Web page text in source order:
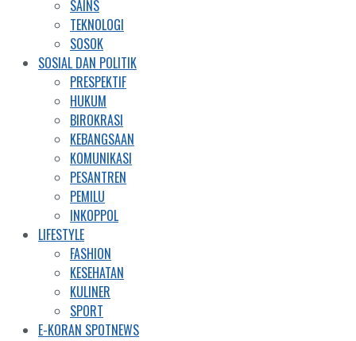
SAINS
TEKNOLOGI
SOSOK
SOSIAL DAN POLITIK
PRESPEKTIF
HUKUM
BIROKRASI
KEBANGSAAN
KOMUNIKASI
PESANTREN
PEMILU
INKOPPOL
LIFESTYLE
FASHION
KESEHATAN
KULINER
SPORT
E-KORAN SPOTNEWS